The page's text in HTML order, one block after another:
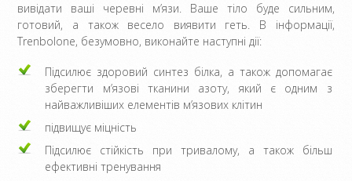
вивідати ваші черевні м’язи. Ваше тіло буде сильним,
готовий, а також весело виявити геть. В інформації,
Trenbolone, безумовно, виконайте наступні дії:
Підсилює здоровий синтез білка, а також допомагає
зберегти м’язові тканини азоту, який є одним з
найважливіших елементів м’язових клітин
підвищує міцність
Підсилює стійкість при тривалому, а також більш
ефективні тренування